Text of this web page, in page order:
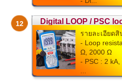
12 Digital LOOP / PSC
รายละเอียดสิ
- Loop
Ω, 2000 Ω
- PSC : 2
...